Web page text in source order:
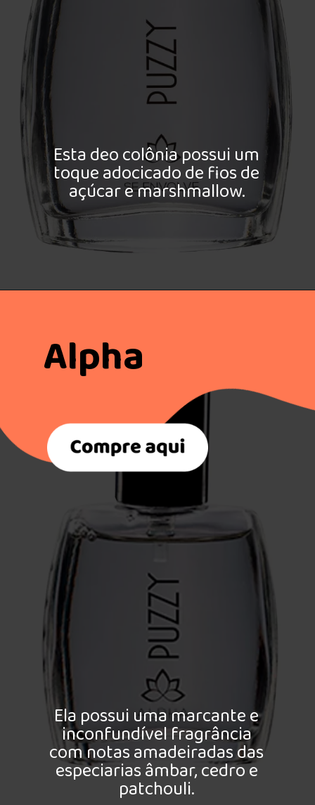
Esta deo colônia possui um
toque adocicado de fios de
açúcar e marshmallow.
Morning
Alpha
Ela possui uma marcante e
inconfundível fragrância
com notas amadeiradas das
especiarias âmbar, cedro e
patchouli.